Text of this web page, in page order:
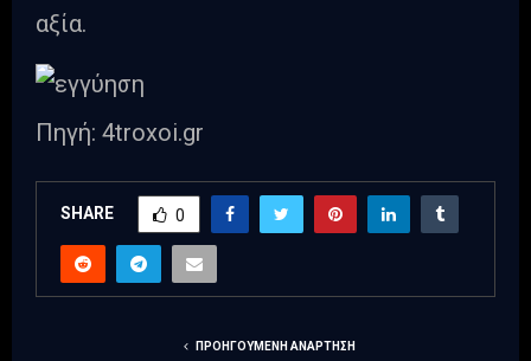
αξία.
Πηγή: 4troxoi.gr
SHARE 0
ΠΡΟΗΓΟΎΜΕΝΗ ΑΝΆΡΤΗΣΗ